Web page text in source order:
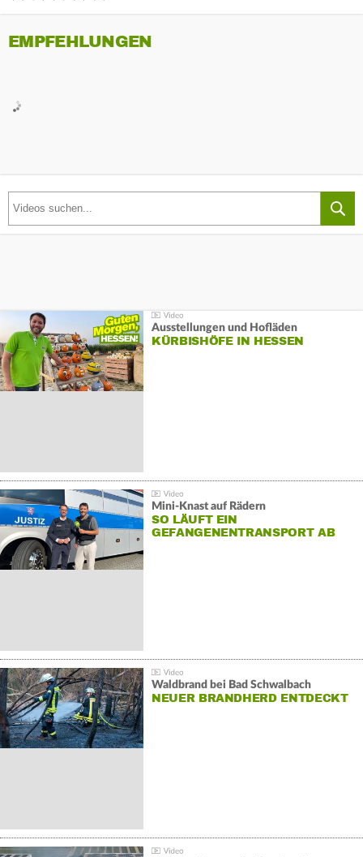
EMPFEHLUNGEN
Ausstellungen und Hofläden
KÜRBISHÖFE IN HESSEN
Mini-Knast auf Rädern
SO LÄUFT EIN
GEFANGENENTRANSPORT AB
Waldbrand bei Bad Schwalbach
NEUER BRANDHERD ENTDECKT